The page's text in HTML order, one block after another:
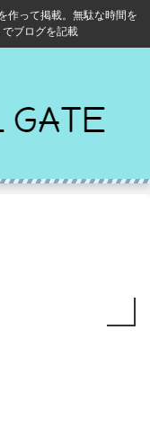
作って掲載。無駄な時間を
ブログを記載